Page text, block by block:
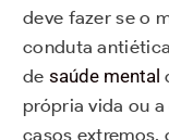
deve fazer se o
conduta
de saúde mental
própria vida ou
casos extremos,